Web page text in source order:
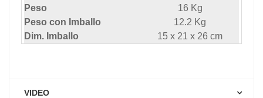
Peso
16 Kg
Peso con Imballo
12.2 Kg
Dim. Imballo
15 x 21 x 26 cm
VIDEO